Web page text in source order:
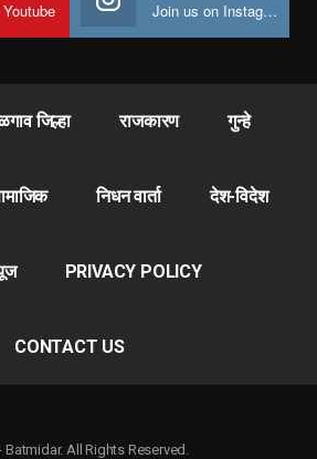
Join us on Instagram
जिल्हा राजकारण गुन्हे
निधन वार्ता देश-विदेश
PRIVACY POLICY
CONTACT US
Batmidar. All Rights Reserved.